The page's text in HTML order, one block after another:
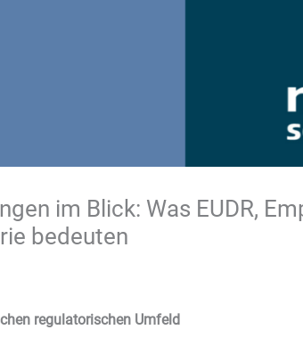
im Blick: Was EUDR,
bedeuten
regulatorischen Umfeld